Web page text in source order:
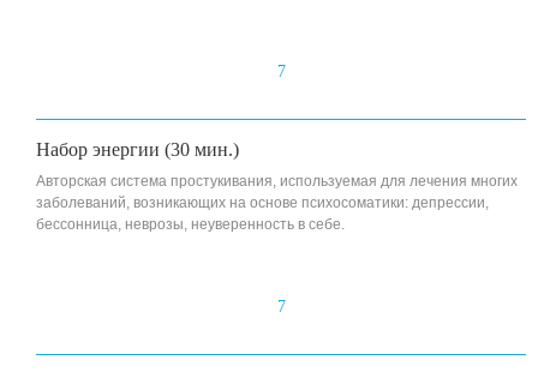
7
Набор энергии (30 мин.)
Авторская система простукивания, используемая для лечения многих
заболеваний, возникающих на основе психосоматики: депрессии,
бессонница, неврозы, неуверенность в себе.
7